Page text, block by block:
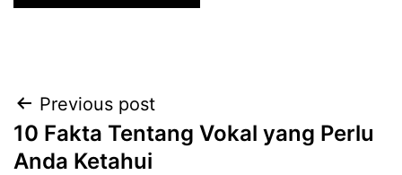
Post
navigation
Previous post
10 Fakta Tentang Vokal yang Perlu
Anda Ketahui